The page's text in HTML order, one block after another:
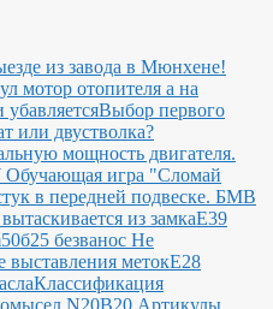
из завода в Мюнхене!
мотор отопителя а на
убавляетсяВыбор первого
или двустволка?
мощность двигателя.
Обучающая игра "Сломай
в передней подвеске. БМВ
из замкаE39
безванос Не
выставления метокЕ28
Классификация
N20B20 Артикулы